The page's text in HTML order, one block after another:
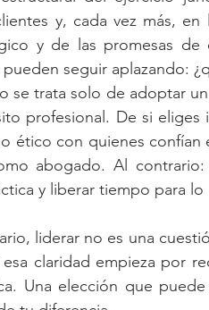
y, cada vez más,
y de las promesas de
seguir aplazando:
se trata solo de adoptar
profesional. De si
ético con quienes
abogado. Al
y liberar tiempo para
liderar no es una
claridad empieza por
Una elección que